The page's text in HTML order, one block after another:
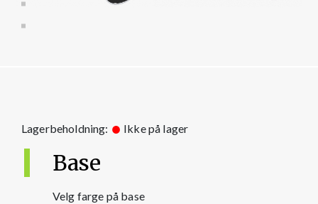
Lagerbeholdning: Ikke på lager
Base
Velg farge på base